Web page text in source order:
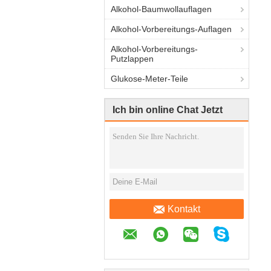
Alkohol-Baumwollauflagen
Alkohol-Vorbereitungs-Auflagen
Alkohol-Vorbereitungs-
Putzlappen
Glukose-Meter-Teile
Ich bin online Chat Jetzt
Kontakt